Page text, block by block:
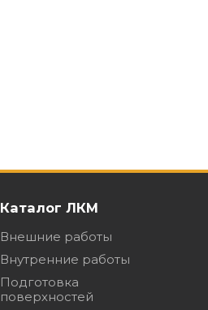
Каталог ЛКМ
Внешние работы
Внутренние работы
Подготовка
поверхностей